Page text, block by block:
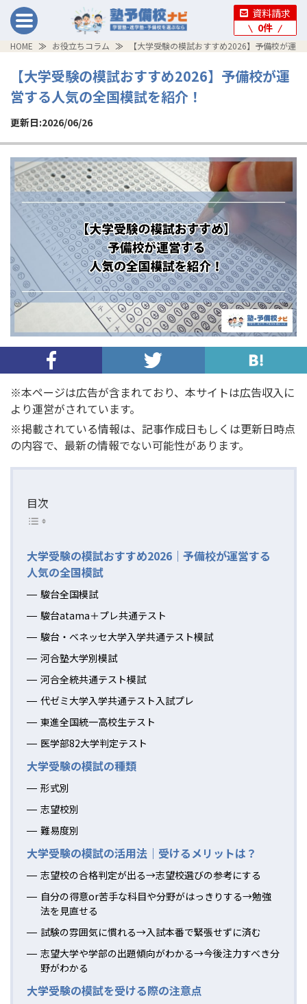
資料請求
0件
HOME お役立ちコラム 【大学受験の模試おすすめ2026】予備校が運
【大学受験の模試おすすめ2026】予備校が運
営する人気の全国模試を紹介！
更新日:2026/06/26
※本ページは広告が含まれており、本サイトは広告収入に
より運営がされています。
※掲載されている情報は、記事作成日もしくは更新日時点
の内容で、最新の情報でない可能性があります。
目次
大学受験の模試おすすめ2026｜予備校が運営する
人気の全国模試
駿台全国模試
駿台atama＋プレ共通テスト
駿台・ベネッセ大学入学共通テスト模試
河合塾大学別模試
河合全統共通テスト模試
代ゼミ大学入学共通テスト入試プレ
東進全国統一高校生テスト
医学部82大学判定テスト
大学受験の模試の種類
形式別
志望校別
難易度別
大学受験の模試の活用法｜受けるメリットは？
志望校の合格判定が出る→志望校選びの参考にする
自分の得意or苦手な科目や分野がはっきりする→勉強
法を見直せる
試験の雰囲気に慣れる→入試本番で緊張せずに済む
志望大学や学部の出題傾向がわかる→今後注力すべき分
野がわかる
大学受験の模試を受ける際の注意点